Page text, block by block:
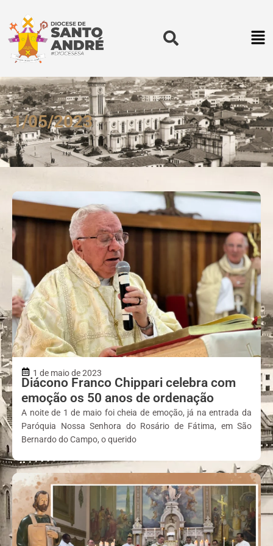
1/05/2023
1 de maio de 2023
Diácono Franco Chippari celebra com
emoção os 50 anos de ordenação
A noite de 1 de maio foi cheia de emoção, já na entrada da
Paróquia Nossa Senhora do Rosário de Fátima, em São
Bernardo do Campo, o querido